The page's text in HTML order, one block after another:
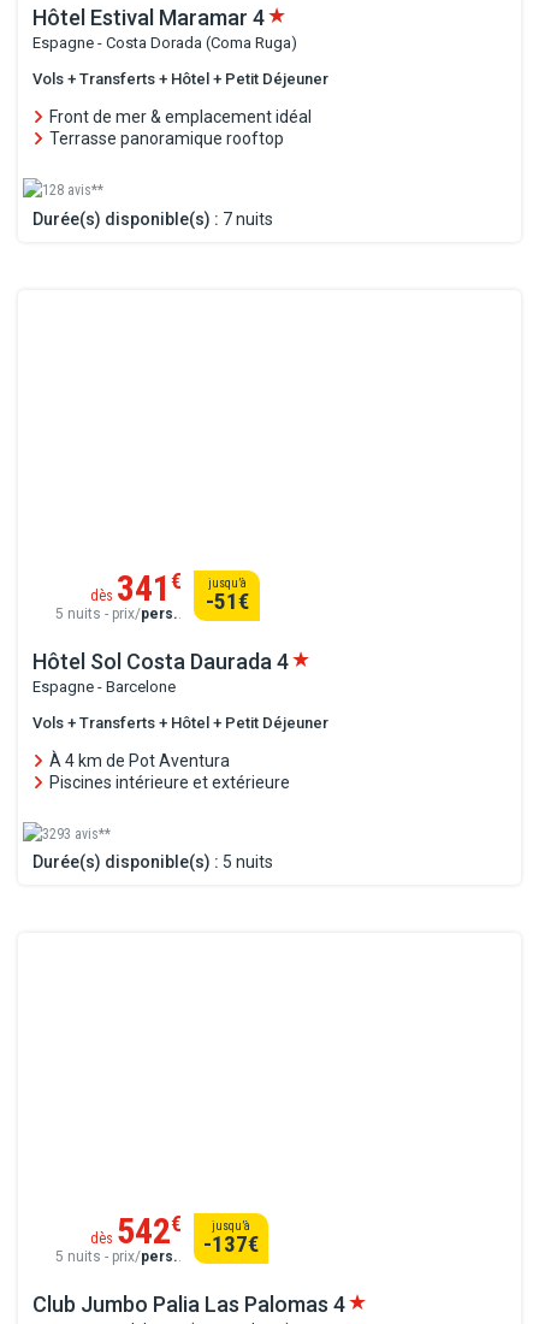
Hôtel Estival Maramar 4
Espagne - Costa Dorada (Coma Ruga)
Vols + Transferts + Hôtel + Petit Déjeuner
Front de mer & emplacement idéal
Terrasse panoramique rooftop
128 avis**
Durée(s) disponible(s) : 7 nuits
Hôtel Sol Costa Daurada 4
Espagne - Barcelone
Vols + Transferts + Hôtel + Petit Déjeuner
À 4 km de Pot Aventura
Piscines intérieure et extérieure
3293 avis**
Durée(s) disponible(s) : 5 nuits
dès 341€
5 nuits - prix/pers.
jusqu’à
-51€
Club Jumbo Palia Las Palomas 4
dès 542€
5 nuits - prix/pers.
jusqu’à
-137€